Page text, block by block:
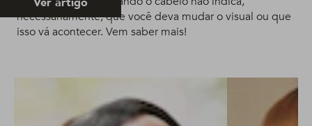
necessariamente, que você deva mudar o visual ou que
isso vá acontecer. Vem saber mais!